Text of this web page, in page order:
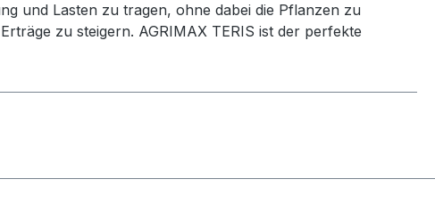
und Lasten zu tragen, ohne dabei die Pflanzen zu
zu steigern. AGRIMAX TERIS ist der perfekte